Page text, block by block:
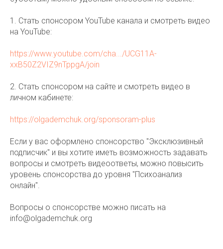
1. Стать спонсором YouTube канала и смотреть видео
на YouTube:
https://www.youtube.com/cha.../UCG11A-
xxB50Z2VIZ9nTppgA/join
2. Стать спонсором на сайте и смотреть видео в
личном кабинете:
https://olgademchuk.org/sponsoram-plus
Если у вас оформлено спонсорство "Эксклюзивный
подписчик" и вы хотите иметь возможность задавать
вопросы и смотреть видеоответы, можно повысить
уровень спонсорства до уровня "Психоанализ
онлайн".
Вопросы о спонсорстве можно писать на
info@olgademchuk.org